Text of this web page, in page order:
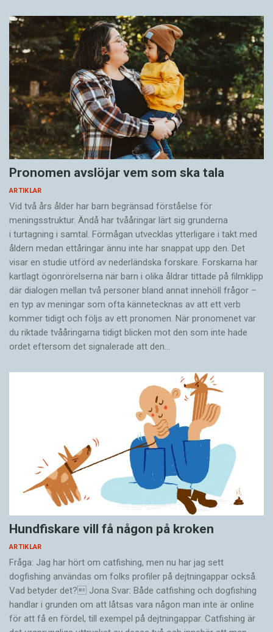
Pronomen avslöjar vem som ska tala
ARTIKLAR
Vid två års ålder har barn begränsad förståelse för
meningsstruktur. Ändå har tvååringar lärt sig grunderna
i turtagning i samtal. Förmågan utvecklas ytterligare i takt med
åldern medan ettåringar ännu inte har snappat upp den. Det
visar en studie utförd av nederländska forskare. Forskarna har
kartlagt ögonrörelserna när barn i olika åldrar tittade på filmklipp
där dialogen mellan två personer bland annat innehöll frågor –
en typ av meningar som ofta kännetecknas av att ett verb
kommer tidigt och följs av ett pronomen. När pronomenet var
du riktade tvååringarna tidigt blicken mot den som inte hade
ordet eftersom det ­signalerade att den…
Hundfiskare vill få någon på kroken
ARTIKLAR
Fråga: Jag har hört om catfishing, men nu har jag sett
dogfishing användas om folks profiler på dejtningappar också.
Vad betyder det? Jona Svar: Både catfishing och dogfishing
handlar i grunden om att låtsas vara någon man inte är online
för att få en fördel, till exempel på dejtningappar. Catfishing är